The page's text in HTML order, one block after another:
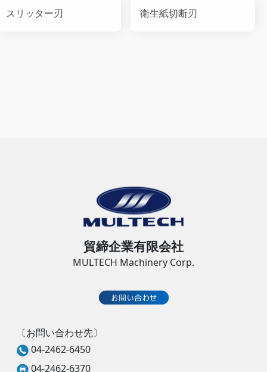
スリッター刃 衛生紙切断刃
貿締企業有限会社
MULTECH Machinery Corp.
〔お問い合わせ先〕
04-2462-6450
04-2462-6370